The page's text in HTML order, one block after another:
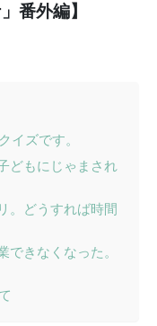
番外編】
イズです。
どもにじゃまされ
。どうすれば時間
できなくなった。